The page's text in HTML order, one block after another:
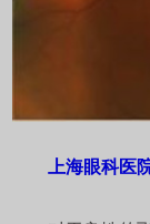
上海眼科医